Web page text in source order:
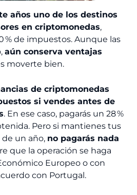
años uno de los destinos
en criptomonedas,
% de impuestos. Aunque las
aún conserva ventajas
moverte bien.
de criptomonedas
si vendes antes de
. En ese caso, pagarás un 28 %
Pero si mantienes tus
un año, no pagarás nada
que la operación se haga
Europeo o con
con Portugal.